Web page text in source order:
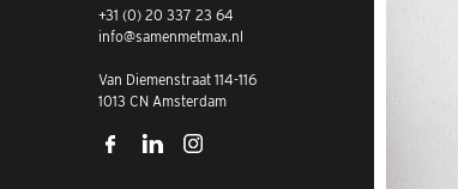
m
x
+31 (0) 20 337 23 64
info@samenmetmax.nl
Van Diemenstraat 114-116
1013 CN Amsterdam